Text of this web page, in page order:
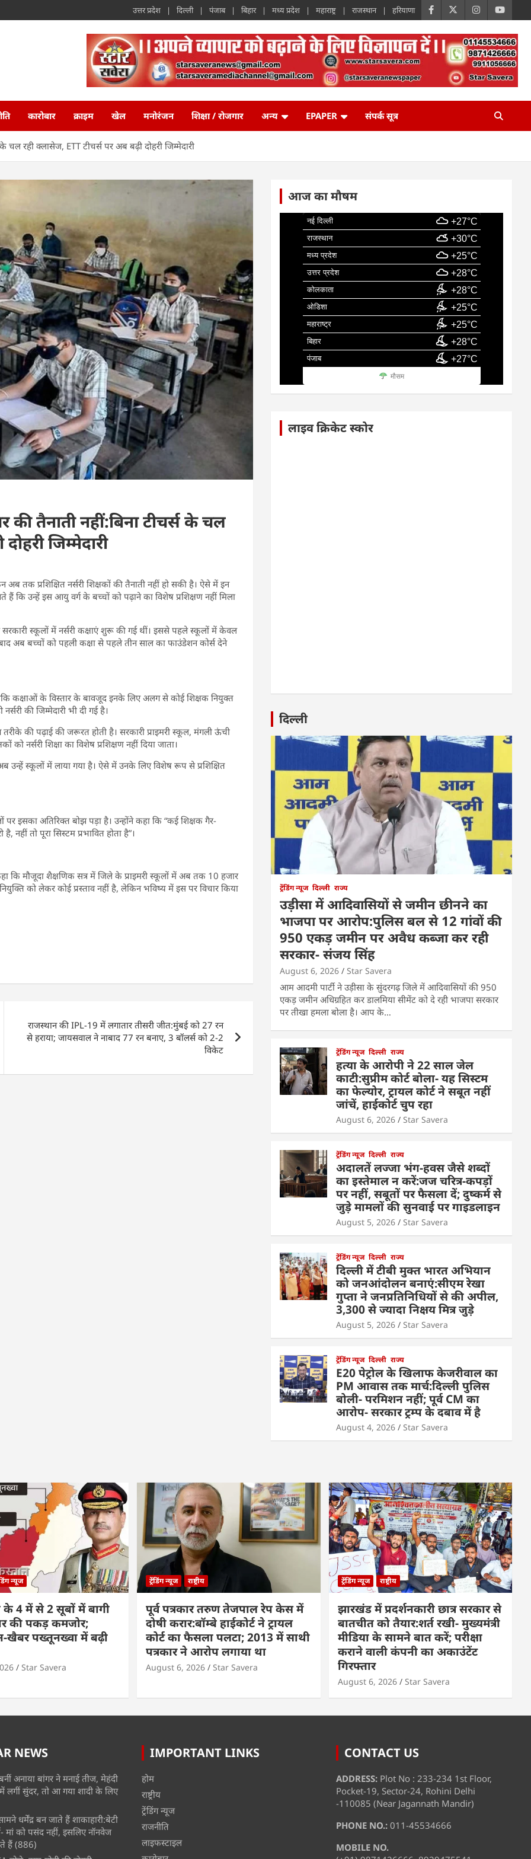
उत्तर प्रदेश दिल्ली पंजाब बिहार मध्य प्रदेश महाराष्ट्र राजस्थान हरियाणा
कारोबार क्राइम खेल मनोरंजन शिक्षा / रोजगार अन्य EPAPER संपर्क सूत्र
चल रही क्लासेज, ETT टीचर्स पर अब बढ़ी दोहरी जिम्मेदारी
की तैनाती नहीं:बिना टीचर्स के चल
जिम्मेदारी
तक प्रशिक्षित नर्सरी शिक्षकों की तैनाती नहीं हो सकी है। ऐसे में इन
हैं कि उन्हें इस आयु वर्ग के बच्चों को पढ़ाने का विशेष प्रशिक्षण नहीं मिला
सरकारी स्कूलों में नर्सरी कक्षाएं शुरू की गई थीं। इससे पहले स्कूलों में केवल
अब बच्चों को पहली कक्षा से पहले तीन साल का फाउंडेशन कोर्स देने
कक्षाओं के विस्तार के बावजूद इनके लिए अलग से कोई शिक्षक नियुक्त
की जिम्मेदारी भी दी गई है।
की पढ़ाई की जरूरत होती है। सरकारी प्राइमरी स्कूल, मंगली ऊंची
नर्सरी शिक्षा का विशेष प्रशिक्षण नहीं दिया जाता।
स्कूलों में लाया गया है। ऐसे में उनके लिए विशेष रूप से प्रशिक्षित
इसका अतिरिक्त बोझ पड़ा है। उन्होंने कहा कि “कई शिक्षक गैर-
तो पूरा सिस्टम प्रभावित होता है”।
कि मौजूदा शैक्षणिक सत्र में जिले के प्राइमरी स्कूलों में अब तक 10 हजार
को लेकर कोई प्रस्ताव नहीं है, लेकिन भविष्य में इस पर विचार किया
राजस्थान की IPL-19 में लगातार तीसरी जीत:मुंबई को 27 रन
से हराया; जायसवाल ने नाबाद 77 रन बनाए, 3 बॉलर्स को 2-2
विकेट
आज का मौषम
नई दिल्ली +27°C
राजस्थान +30°C
मध्य प्रदेश +25°C
उत्तर प्रदेश +28°C
कोलकाता +28°C
ओडिशा +25°C
महाराष्ट्र +25°C
बिहार +28°C
पंजाब +27°C
मौसम
लाइव क्रिकेट स्कोर
दिल्ली
ट्रेंडिंग न्यूज दिल्ली राज्य
उड़ीसा में आदिवासियों से जमीन छीनने का
भाजपा पर आरोप:पुलिस बल से 12 गांवों की
950 एकड़ जमीन पर अवैध कब्जा कर रही
सरकार- संजय सिंह
August 6, 2026 Star Savera
आम आदमी पार्टी ने उड़ीसा के सुंदरगढ़ जिले में आदिवासियों की 950
एकड़ जमीन अधिग्रहित कर डालमिया सीमेंट को दे रही भाजपा सरकार
पर तीखा हमला बोला है। आप के…
ट्रेंडिंग न्यूज दिल्ली राज्य
हत्या के आरोपी ने 22 साल जेल
काटी:सुप्रीम कोर्ट बोला- यह सिस्टम
का फेल्योर, ट्रायल कोर्ट ने सबूत नहीं
जांचें, हाईकोर्ट चुप रहा
August 6, 2026 Star Savera
ट्रेंडिंग न्यूज दिल्ली राज्य
अदालतें लज्जा भंग-हवस जैसे शब्दों
का इस्तेमाल न करें:जज चरित्र-कपड़ों
पर नहीं, सबूतों पर फैसला दें; दुष्कर्म से
जुड़े मामलों की सुनवाई पर गाइडलाइन
August 5, 2026 Star Savera
ट्रेंडिंग न्यूज दिल्ली राज्य
दिल्ली में टीबी मुक्त भारत अभियान
को जनआंदोलन बनाएं:सीएम रेखा
गुप्ता ने जनप्रतिनिधियों से की अपील,
3,300 से ज्यादा निक्षय मित्र जुड़े
August 5, 2026 Star Savera
ट्रेंडिंग न्यूज दिल्ली राज्य
E20 पेट्रोल के खिलाफ केजरीवाल का
PM आवास तक मार्च:दिल्ली पुलिस
बोली- परमिशन नहीं; पूर्व CM का
आरोप- सरकार ट्रम्प के दबाव में है
August 4, 2026 Star Savera
न्यूज
के 4 में से 2 सूबों में बागी
की पकड़ कमजोर;
खैबर पख्तूनख्वा में बढ़ी
Star Savera
ट्रेंडिंग न्यूज राष्ट्रीय
पूर्व पत्रकार तरुण तेजपाल रेप केस में
दोषी करार:बॉम्बे हाईकोर्ट ने ट्रायल
कोर्ट का फैसला पलटा; 2013 में साथी
पत्रकार ने आरोप लगाया था
August 6, 2026 Star Savera
ट्रेंडिंग न्यूज राष्ट्रीय
झारखंड में प्रदर्शनकारी छात्र सरकार से
बातचीत को तैयार:शर्त रखी- मुख्यमंत्री
मीडिया के सामने बात करें; परीक्षा
कराने वाली कंपनी का अकाउंटेंट
गिरफ्तार
August 6, 2026 Star Savera
NEWS
अनाया बांगर ने मनाई तीज, मेहंदी
लगीं सुंदर, तो आ गया शादी के लिए
धर्मेंद्र बन जाते हैं शाकाहारी:बेटी
मां को पसंद नहीं, इसलिए नॉनवेज
हैं (886)
IMPORTANT LINKS
होम
राष्ट्रीय
ट्रेंडिंग न्यूज
राजनीति
लाइफस्टाइल
CONTACT US
ADDRESS: Plot No : 233-234 1st Floor,
Pocket-19, Sector-24, Rohini Delhi
-110085 (Near Jagannath Mandir)
PHONE NO.: 011-45534666
MOBILE NO.